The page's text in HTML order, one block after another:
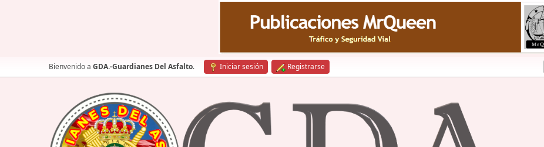
Bienvenido a GDA.-Guardianes Del Asfalto. Iniciar sesión Registrarse